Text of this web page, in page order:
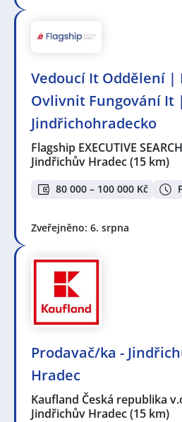
Vedoucí It Oddělení |
Ovlivnit Fungování It |
Jindřichohradecko
Flagship EXECUTIVE
Jindřichův Hradec(15 km)
80 000 – 100 000 Kč
Zveřejněno: 6. srpna
Prodavač/ka -
Hradec
Kaufland Česká republika
Jindřichův Hradec(15 km)